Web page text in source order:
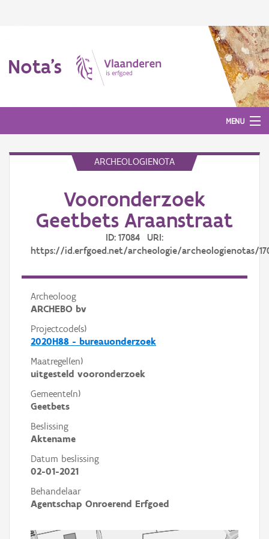
Nota's
MENU
ARCHEOLOGIENOTA
Vooronderzoek
Geetbets Araanstraat
ID: 17084 URI:
https://id.erfgoed.net/archeologie/archeologienotas/
Archeoloog
ARCHEBO bv
Projectcode(s)
2020H88 - bureauonderzoek
Maatregel(en)
uitgesteld vooronderzoek
Gemeente(n)
Geetbets
Beslissing
Aktename
Datum beslissing
02-01-2021
Behandelaar
Agentschap Onroerend Erfgoed